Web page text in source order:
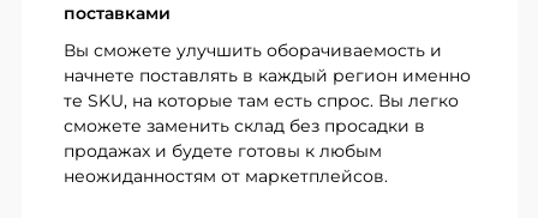
поставками
Вы сможете улучшить оборачиваемость и
начнете поставлять в каждый регион именно
те SKU, на которые там есть спрос. Вы легко
сможете заменить склад без просадки в
продажах и будете готовы к любым
неожиданностям от маркетплейсов.